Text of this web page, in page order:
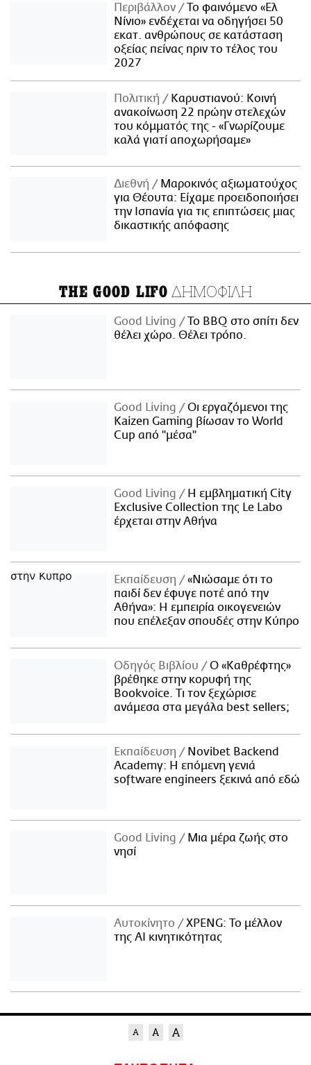
Περιβάλλον
Το φαινόμενο «Ελ
Νίνιο» ενδέχεται να οδηγήσει 50
εκατ. ανθρώπους σε κατάσταση
οξείας πείνας πριν το τέλος του
2027
Πολιτική
Καρυστιανού: Κοινή
ανακοίνωση 22 πρώην στελεχών
του κόμματός της - «Γνωρίζουμε
καλά γιατί αποχωρήσαμε»
Διεθνή
Μαροκινός αξιωματούχος
για Θέουτα: Είχαμε προειδοποιήσει
την Ισπανία για τις επιπτώσεις μιας
δικαστικής απόφασης
THE GOOD LIFO ΔΗΜΟΦΙΛΗ
Good Living
Το BBQ στο σπίτι δεν
θέλει χώρο. Θέλει τρόπο.
Good Living
Οι εργαζόμενοι της
Kaizen Gaming βίωσαν το World
Cup από "μέσα"
Good Living
Η εμβληματική City
Exclusive Collection της Le Labo
έρχεται στην Αθήνα
Εκπαίδευση
«Νιώσαμε ότι το
παιδί δεν έφυγε ποτέ από την
Αθήνα»: Η εμπειρία οικογενειών
που επέλεξαν σπουδές στην Κύπρο
Οδηγός Βιβλίου
Ο «Καθρέφτης»
βρέθηκε στην κορυφή της
Bookvoice. Τι τον ξεχώρισε
ανάμεσα στα μεγάλα best sellers;
Εκπαίδευση
Novibet Backend
Academy: Η επόμενη γενιά
software engineers ξεκινά από εδώ
Good Living
Μια μέρα ζωής στο
νησί
Αυτοκίνητο
XPENG: Το μέλλον
της AI κινητικότητας